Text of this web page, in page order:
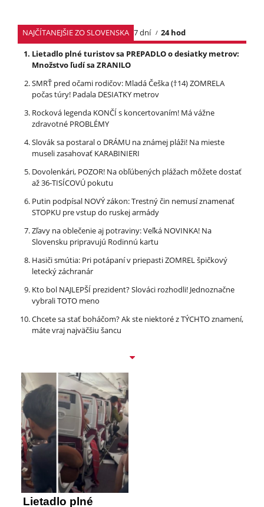
NAJČÍTANEJŠIE ZO SLOVENSKA 7 dní
24 hod
Lietadlo plné turistov sa PREPADLO o desiatky metrov:
Množstvo ľudí sa ZRANILO
SMRŤ pred očami rodičov: Mladá Češka (†14) ZOMRELA
počas túry! Padala DESIATKY metrov
Rocková legenda KONČÍ s koncertovaním! Má vážne
zdravotné PROBLÉMY
Slovák sa postaral o DRÁMU na známej pláži! Na mieste
museli zasahovať KARABINIERI
Dovolenkári, POZOR! Na obľúbených plážach môžete dostať
až 36-TISÍCOVÚ pokutu
Putin podpísal NOVÝ zákon: Trestný čin nemusí znamenať
STOPKU pre vstup do ruskej armády
Zľavy na oblečenie aj potraviny: Veľká NOVINKA! Na
Slovensku pripravujú Rodinnú kartu
Hasiči smútia: Pri potápaní v priepasti ZOMREL špičkový
letecký záchranár
Kto bol NAJLEPŠÍ prezident? Slováci rozhodli! Jednoznačne
vybrali TOTO meno
Chcete sa stať boháčom? Ak ste niektoré z TÝCHTO znamení,
máte vraj najväčšiu šancu
Lietadlo plné